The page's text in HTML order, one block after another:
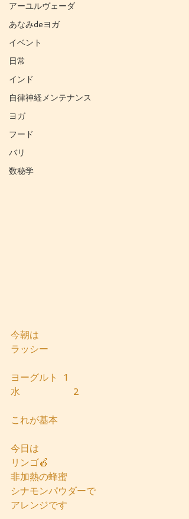
アーユルヴェーダ
あなみdeヨガ
イベント
日常
インド
自律神経メンテナンス
ヨガ
フード
バリ
数秘学
今朝は
ラッシー
ヨーグルト  1
水                  2
これが基本
今日は
リンゴ🍎
非加熱の蜂蜜
シナモンパウダーで
アレンジです